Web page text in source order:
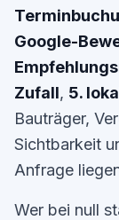
Google-
Zufall, 5.
Bauträger,
Sichtbarkeit
Anfrage
Wer bei null